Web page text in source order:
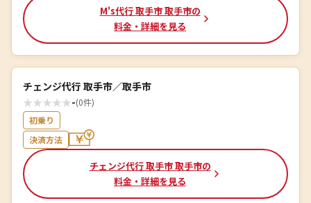
M's代行 取手市 取手市の
料金・詳細を見る
チェンジ代行 取手市／取手市
★★★★★-(0件)
初乗り
決済方法
チェンジ代行 取手市 取手市の
料金・詳細を見る